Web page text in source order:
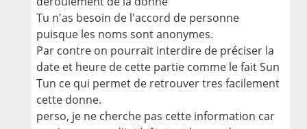
Tu n'as besoin de l'accord de personne
puisque les noms sont anonymes.
Par contre on pourrait interdire de préciser la
date et heure de cette partie comme le fait Sun
Tun ce qui permet de retrouver tres facilement
cette donne.
perso, je ne cherche pas cette information car